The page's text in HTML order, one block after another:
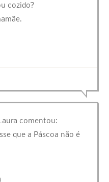
cozido?
comentou:
que a Páscoa não é